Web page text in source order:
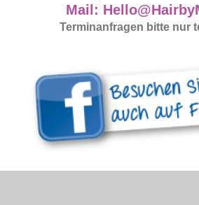
Mail:
Terminanfragen bitte nur